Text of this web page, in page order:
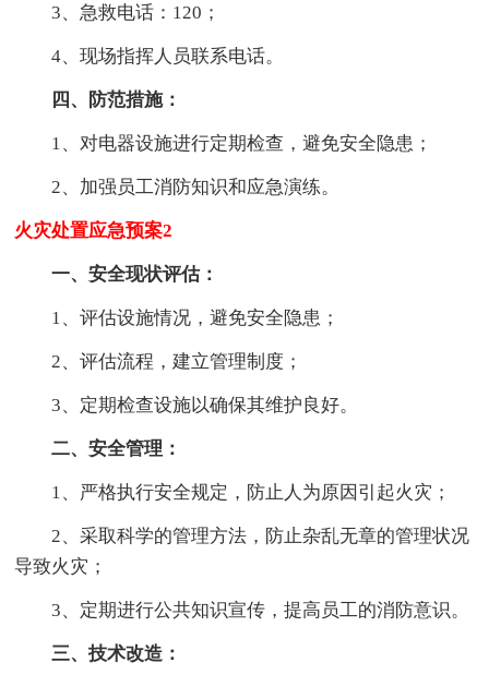
3、急救电话：120；
4、现场指挥人员联系电话。
四、防范措施：
1、对电器设施进行定期检查，避免安全隐患；
2、加强员工消防知识和应急演练。
火灾处置应急预案2
一、安全现状评估：
1、评估设施情况，避免安全隐患；
2、评估流程，建立管理制度；
3、定期检查设施以确保其维护良好。
二、安全管理：
1、严格执行安全规定，防止人为原因引起火灾；
2、采取科学的管理方法，防止杂乱无章的管理状况
导致火灾；
3、定期进行公共知识宣传，提高员工的消防意识。
三、技术改造：